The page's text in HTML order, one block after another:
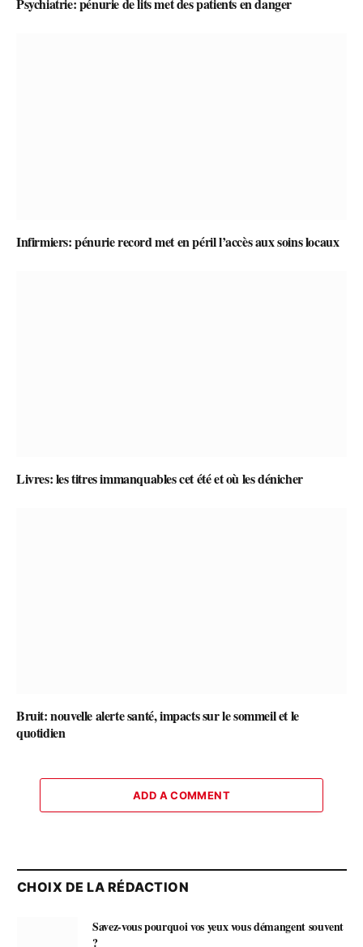
Psychiatrie: pénurie de lits met des patients en danger
Infirmiers: pénurie record met en péril l’accès aux soins locaux
Livres: les titres immanquables cet été et où les dénicher
Bruit: nouvelle alerte santé, impacts sur le sommeil et le
quotidien
ADD A COMMENT
CHOIX DE LA RÉDACTION
Savez-vous pourquoi vos yeux vous démangent souvent
?